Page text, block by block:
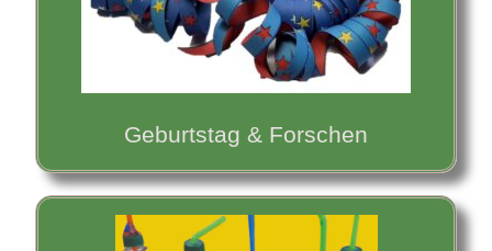
Geburtstag & Forschen